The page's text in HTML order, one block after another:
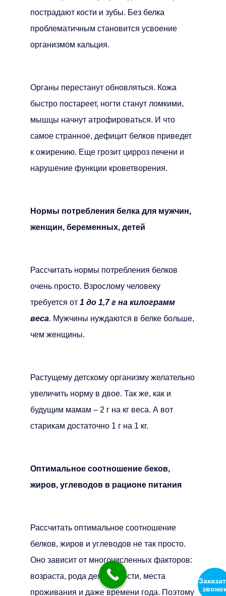
пострадают кости и зубы. Без белка
проблематичным становится усвоение
организмом кальция.
Органы перестанут обновляться. Кожа
быстро постареет, ногти станут ломкими,
мышцы начнут атрофироваться. И что
самое странное, дефицит белков приведет
к ожирению. Еще грозит цирроз печени и
нарушение функции кроветворения.
Нормы потребления белка для мужчин,
женщин, беременных, детей
Рассчитать нормы потребления белков
очень просто. Взрослому человеку
требуется от 1 до 1,7 г на килограмм
веса. Мужчины нуждаются в белке больше,
чем женщины.
Растущему детскому организму желательно
увеличить норму в двое. Так же, как и
будущим мамам – 2 г на кг веса. А вот
старикам достаточно 1 г на 1 кг.
Оптимальное соотношение беков,
жиров, углеводов в рационе питания
Рассчитать оптимальное соотношение
белков, жиров и углеводов не так просто.
Оно зависит от многочисленных факторов:
возраста, рода деятельности, места
проживания и даже времени года. Поэтому
звонок